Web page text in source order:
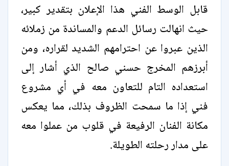
قابل الوسط الفني هذا الإعلان بتقدير كبير،
حيث انهالت رسائل الدعم والمساندة من زملائه
الذين عبروا عن احترامهم الشديد لقراره، ومن
أبرزهم المخرج حسني صالح الذي أشار إلى
استعداده التام للتعاون معه في أي مشروع
فني إذا ما سمحت الظروف بذلك، مما يعكس
مكانة الفنان الرفيعة في قلوب من عملوا معه
على مدار رحلته الطويلة.